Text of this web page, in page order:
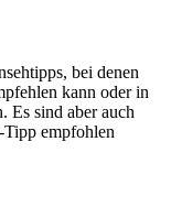
bei denen
kann oder in
Es sind aber auch
empfohlen